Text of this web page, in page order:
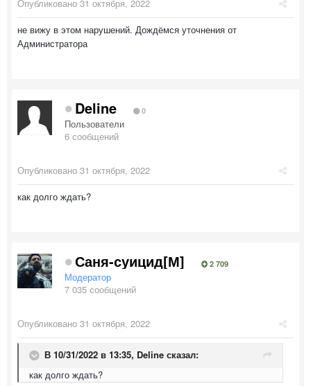
Опубликовано 31 октября, 2022
не вижу в этом нарушений. Дождёмся уточнения от
Администратора
Deline 0
Пользователи
6 сообщений
Опубликовано 31 октября, 2022
как долго ждать?
Саня-суицид[М] 2 709
Модератор
7 035 сообщений
Опубликовано 31 октября, 2022
В 10/31/2022 в 13:35, Deline сказал:
как долго ждать?